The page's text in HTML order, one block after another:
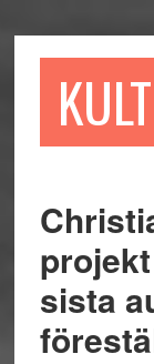
till
till
sidofältet
till
sista